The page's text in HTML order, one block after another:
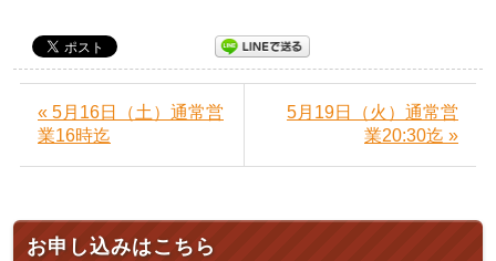
« 5月16日（土）通常営
業16時迄
5月19日（火）通常営
業20:30迄 »
お申し込みはこちら